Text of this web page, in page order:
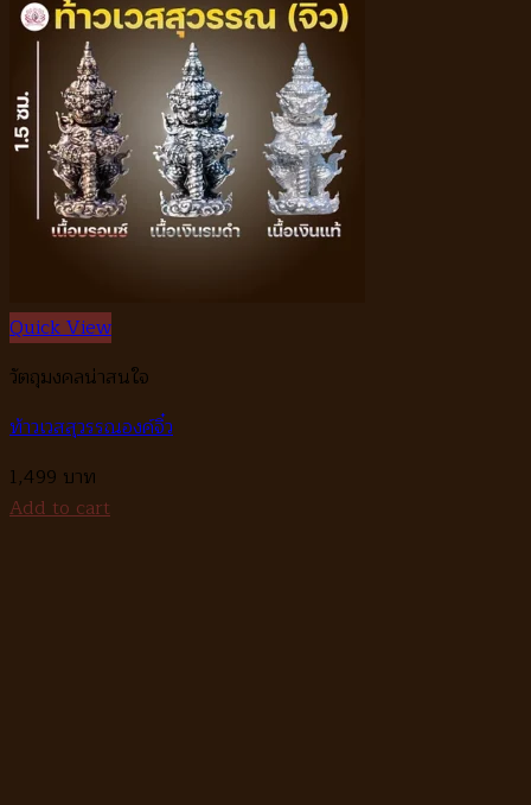
Quick View
วัตถุมงคลน่าสนใจ
ท้าวเวสสุวรรณองค์จิ๋ว
1,499
Add to cart